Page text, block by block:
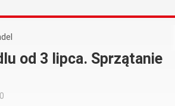
od 3 lipca. Sprzątanie